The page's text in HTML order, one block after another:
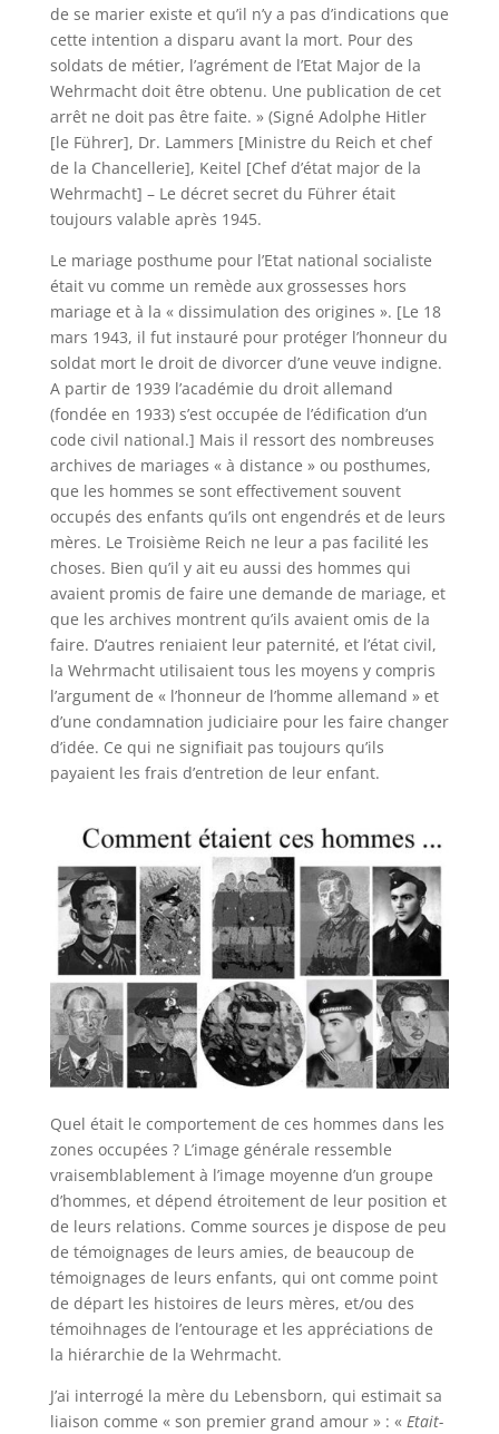
de se marier existe et qu’il n’y a pas d’indications que
cette intention a disparu avant la mort. Pour des
soldats de métier, l’agrément de l’Etat Major de la
Wehrmacht doit être obtenu. Une publication de cet
arrêt ne doit pas être faite. » (Signé Adolphe Hitler
[le Führer], Dr. Lammers [Ministre du Reich et chef
de la Chancellerie], Keitel [Chef d’état major de la
Wehrmacht] – Le décret secret du Führer était
toujours valable après 1945.
Le mariage posthume pour l’Etat national socialiste
était vu comme un remède aux grossesses hors
mariage et à la « dissimulation des origines ». [Le 18
mars 1943, il fut instauré pour protéger l’honneur du
soldat mort le droit de divorcer d’une veuve indigne.
A partir de 1939 l’académie du droit allemand
(fondée en 1933) s’est occupée de l’édification d’un
code civil national.] Mais il ressort des nombreuses
archives de mariages « à distance » ou posthumes,
que les hommes se sont effectivement souvent
occupés des enfants qu’ils ont engendrés et de leurs
mères. Le Troisième Reich ne leur a pas facilité les
choses. Bien qu’il y ait eu aussi des hommes qui
avaient promis de faire une demande de mariage, et
que les archives montrent qu’ils avaient omis de la
faire. D’autres reniaient leur paternité, et l’état civil,
la Wehrmacht utilisaient tous les moyens y compris
l’argument de « l’honneur de l’homme allemand » et
d’une condamnation judiciaire pour les faire changer
d’idée. Ce qui ne signifiait pas toujours qu’ils
payaient les frais d’entretion de leur enfant.
Quel était le comportement de ces hommes dans les
zones occupées ? L’image générale ressemble
vraisemblablement à l’image moyenne d’un groupe
d’hommes, et dépend étroitement de leur position et
de leurs relations. Comme sources je dispose de peu
de témoignages de leurs amies, de beaucoup de
témoignages de leurs enfants, qui ont comme point
de départ les histoires de leurs mères, et/ou des
témoihnages de l’entourage et les appréciations de
la hiérarchie de la Wehrmacht.
J’ai interrogé la mère du Lebensborn, qui estimait sa
liaison comme « son premier grand amour » : « Etait-